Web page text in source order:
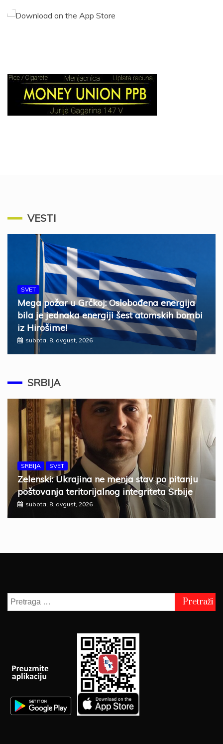
VESTI
SVET
Mega požar u Grčkoj: Oslobođena energija
bila je jednaka energiji šest atomskih bombi
iz Hirošime!
subota, 8. avgust, 2026
SRBIJA
SRBIJA SVET
Zelenski: Ukrajina ne menja stav po pitanju
poštovanja teritorijalnog integriteta Srbije
subota, 8. avgust, 2026
Pretraga
za: